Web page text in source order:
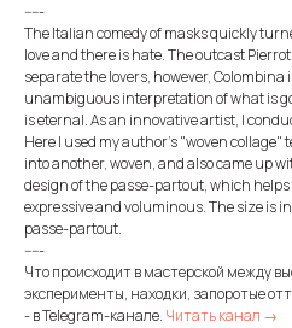
-----
The Italian comedy of masks quickly
love and there is hate. The outcast
separate the lovers, however,
unambiguous interpretation of what is
is eternal. As an innovative artist, I
Here I used my author's "woven collage"
into another, woven, and also came up
design of the passe-partout, which
expressive and voluminous. The size is
passe-partout.
-----
Что происходит в мастерской между
эксперименты, находки, запоротые
- в Telegram-канале. Читать канал →